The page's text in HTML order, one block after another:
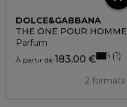
DOLCE&GABBANA
THE ONE POUR HOMME
Parfum
À partir de 183,00 €
2 formats
5 1